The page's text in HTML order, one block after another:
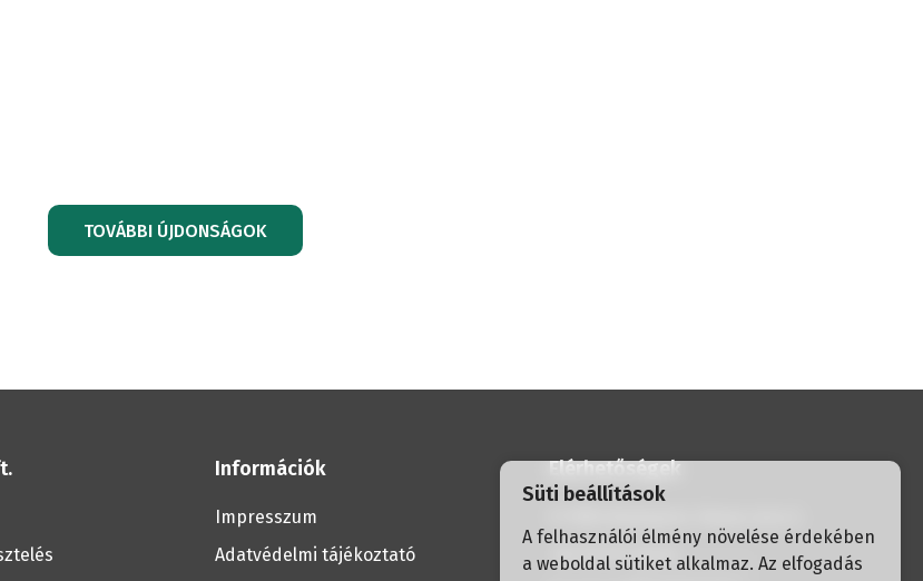
Csővizsgálat
tesztelés
Talpfa
TOVÁBBI ÚJDONSÁGOK
Információk
Impresszum
Adatvédelmi tájékoztató
Elérhetőségek
+36 30 337 30 91
Süti beállítások
A felhasználói élmény növelése érdekében
a weboldal sütiket alkalmaz. Az elfogadás